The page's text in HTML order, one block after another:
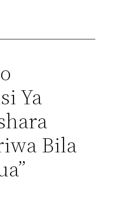
Ya
Bila